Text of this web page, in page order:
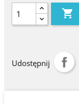

Udostępnij